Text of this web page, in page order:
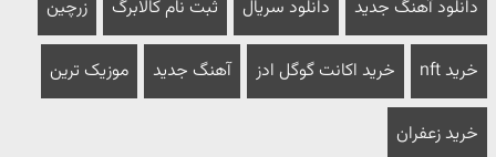
دانلود آهنگ جدید دانلود سریال ثبت نام کالابرگ زرچین
خرید nft خرید اکانت گوگل ادز آهنگ جدید موزیک ترین
خرید زعفران